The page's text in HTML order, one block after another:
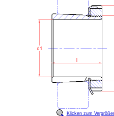
Klicken zum